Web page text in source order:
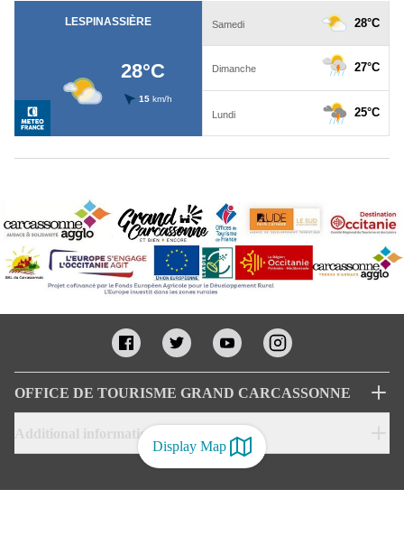
Display Map
OFFICE DE TOURISME GRAND CARCASSONNE
Additional informations